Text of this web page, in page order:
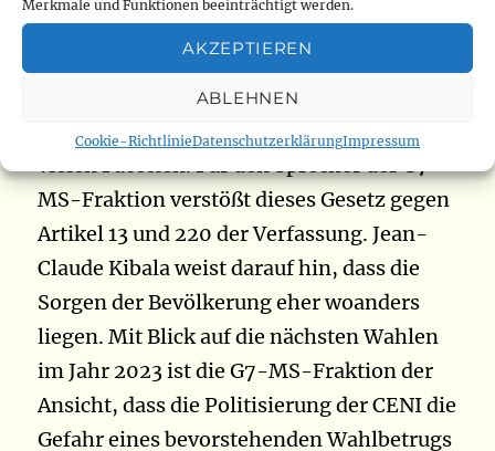
Merkmale und Funktionen beeinträchtigt werden.
AKZEPTIEREN
ABLEHNEN
Cookie-RichtlinieDatenschutzerklärungImpressum
Staatsbürgerschaftsgesetz bringt das Land
nach Angaben der G7-MS-Fraktion
aufgrund seines separatistischen
Charakters in eine schwere Krise mit
vielen Facetten. Für den Sprecher der G7-
MS-Fraktion verstößt dieses Gesetz gegen
Artikel 13 und 220 der Verfassung. Jean-
Claude Kibala weist darauf hin, dass die
Sorgen der Bevölkerung eher woanders
liegen. Mit Blick auf die nächsten Wahlen
im Jahr 2023 ist die G7-MS-Fraktion der
Ansicht, dass die Politisierung der CENI die
Gefahr eines bevorstehenden Wahlbetrugs